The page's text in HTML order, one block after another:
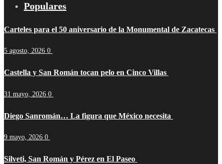
Populares
Carteles para el 50 aniversario de la Monumental de Zacatecas
5 agosto, 2026 0
Castella y San Román tocan pelo en Cinco Villas
31 mayo, 2026 0
Diego Sanromán… La figura que México necesita
9 mayo, 2026 0
Silveti, San Román y Pérez en El Paseo